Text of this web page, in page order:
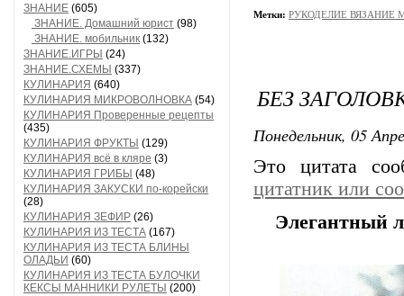
ЗНАНИЕ (605)
ЗНАНИЕ. Домашний юрист (98)
ЗНАНИЕ. мобильник (132)
ЗНАНИЕ.ИГРЫ (24)
ЗНАНИЕ.СХЕМЫ (337)
КУЛИНАРИЯ (640)
КУЛИНАРИЯ МИКРОВОЛНОВКА (54)
КУЛИНАРИЯ Проверенные рецепты
(435)
КУЛИНАРИЯ ФРУКТЫ (129)
КУЛИНАРИЯ всё в кляре (3)
КУЛИНАРИЯ ГРИБЫ (48)
КУЛИНАРИЯ ЗАКУСКИ по-корейски
(28)
КУЛИНАРИЯ ЗЕФИР (26)
КУЛИНАРИЯ ИЗ ТЕСТА (167)
КУЛИНАРИЯ ИЗ ТЕСТА БЛИНЫ
ОЛАДЬИ (60)
КУЛИНАРИЯ ИЗ ТЕСТА БУЛОЧКИ
КЕКСЫ МАННИКИ РУЛЕТЫ (200)
Метки: РУКОДЕЛИЕ ВЯЗАНИЕ
БЕЗ
Понедельник, 05
Это цитата
цитатник или
Элегантный